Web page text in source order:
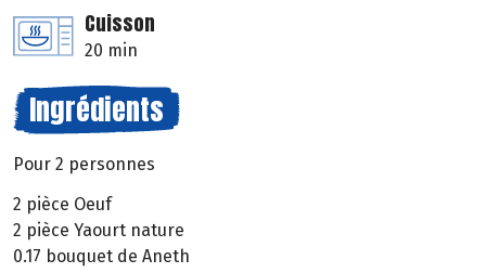
Cuisson
20 min
Ingrédients
Pour 2 personnes
2 pièce Oeuf
2 pièce Yaourt nature
0.17 bouquet de Aneth